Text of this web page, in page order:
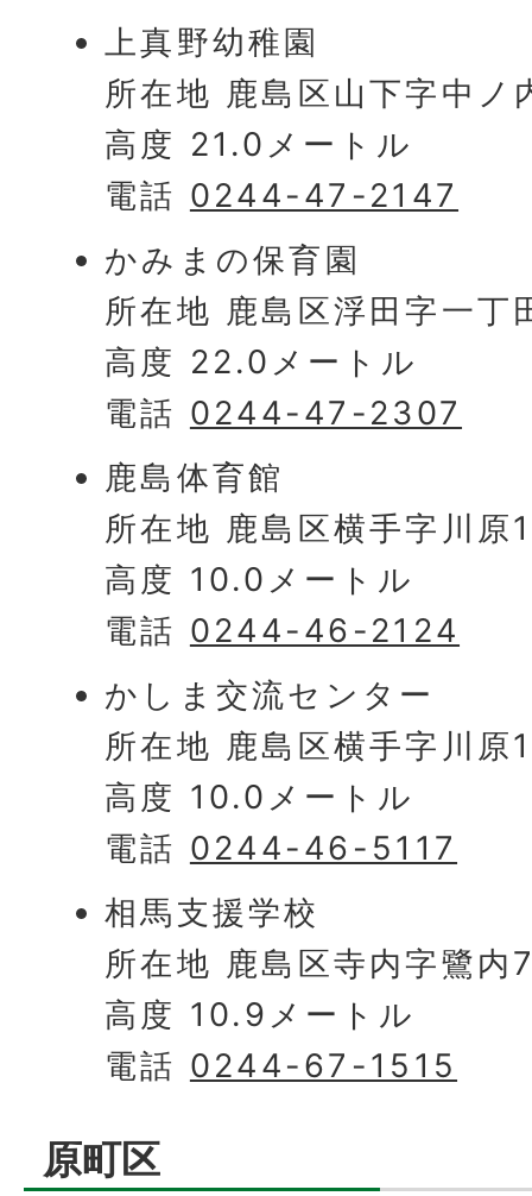
上真野幼稚園
所在地 鹿島区山下字中
高度 21.0メートル
電話 0244-47-2147
かみまの保育園
所在地 鹿島区浮田字一丁
高度 22.0メートル
電話 0244-47-2307
鹿島体育館
所在地 鹿島区横手字川
高度 10.0メートル
電話 0244-46-2124
かしま交流センター
所在地 鹿島区横手字川
高度 10.0メートル
電話 0244-46-5117
相馬支援学校
所在地 鹿島区寺内字鷺内
高度 10.9メートル
電話 0244-67-1515
原町区